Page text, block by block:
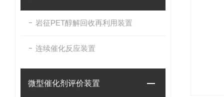
岩征PET醇解回收再利用装置
连续催化反应装置
微型催化剂评价装置